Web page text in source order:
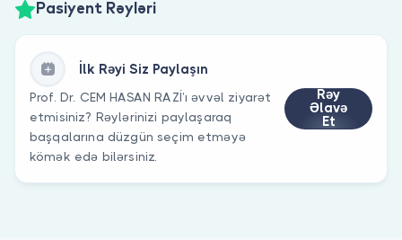
Pasiyent Rəyləri
İlk Rəyi Siz Paylaşın
Prof. Dr. CEM HASAN RAZİ’ı əvvəl ziyarət
etmisiniz? Rəylərinizi paylaşaraq
başqalarına düzgün seçim etməyə
kömək edə bilərsiniz.
Rəy
Əlavə
Et